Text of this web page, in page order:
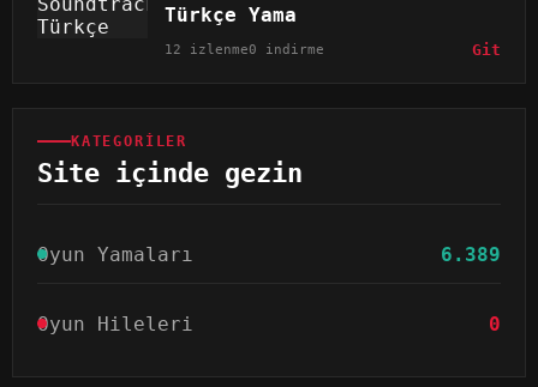
Türkçe Yama
12 izlenme0 indirme Git
KATEGORILER
Site içinde gezin
Oyun Yamaları 6.389
Oyun Hileleri 0